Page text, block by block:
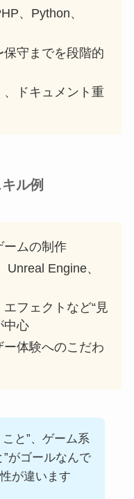
、Python、
守までを段階的
ドキュメント重
ル例
ームの制作
Engine、
フェクトなど“見
中心
体験へのこだわ
と”、ゲーム系
”がゴールなんで
が違います